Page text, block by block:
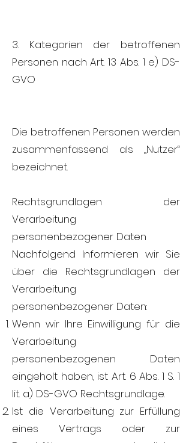
3. Kategorien der betroffenen
Personen nach Art. 13 Abs. 1 e) DS-
GVO
Die betroffenen Personen werden
zusammenfassend als „Nutzer“
bezeichnet.
Rechtsgrundlagen der
Verarbeitung
personenbezogener Daten
Nachfolgend Informieren wir Sie
über die Rechtsgrundlagen der
Verarbeitung
personenbezogener Daten:
Wenn wir Ihre Einwilligung für die
Verarbeitung
personenbezogenen Daten
eingeholt haben, ist Art. 6 Abs. 1 S. 1
lit. a) DS-GVO Rechtsgrundlage.
Ist die Verarbeitung zur Erfüllung
eines Vertrags oder zur